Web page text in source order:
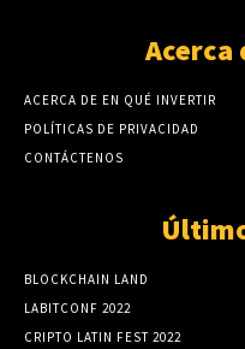
Acerca
ACERCA DE EN QUÉ INVERTIR
POLÍTICAS DE PRIVACIDAD
CONTÁCTENOS
BLOCKCHAIN LAND
LABITCONF 2022
CRIPTO LATIN FEST 2022